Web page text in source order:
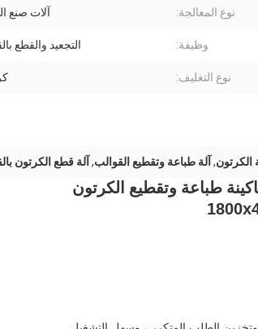
نوع المعالجة: آلات صنع
وظيفة: التجعيد والقطع
نوع التغليف:
الكرتون, آلة طباعة وتقطيع القوالب, آلة قطع الكرتون
طباعة وتقطيع الكرتون